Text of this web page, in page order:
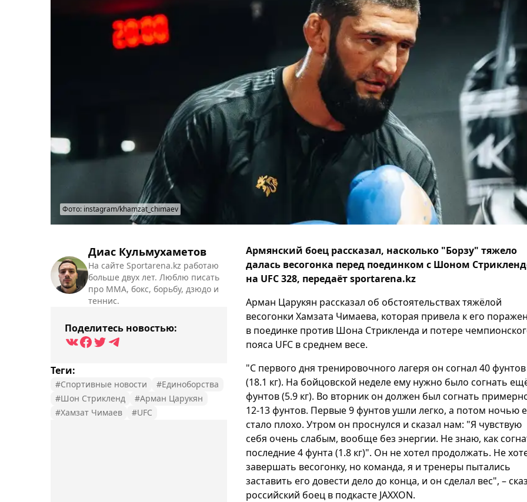
Фото: instagram/khamzat_chimaev
Диас Кульмухаметов
На сайте Sportarena.kz работаю
больше двух лет. Люблю писать
про ММА, бокс, борьбу, дзюдо и
теннис.
Поделитесь новостью:
Теги:
#Спортивные новости
#Единоборства
#Шон Стрикленд
#Арман Царукян
#Хамзат Чимаев
#UFC
Армянский боец рассказал, насколько "Борзу" тяжело
далась весогонка перед поединком с Шоном
на UFC 328, передаёт sportarena.kz
Арман Царукян рассказал об обстоятельствах тяжёлой
весогонки Хамзата Чимаева, которая привела к его
в поединке против Шона Стрикленда и потере
пояса UFC в среднем весе.
"С первого дня тренировочного лагеря он согнал 40 фунтов
(18.1 кг). На бойцовской неделе ему нужно было согнать
фунтов (5.9 кг). Во вторник он должен был согнать
12-13 фунтов. Первые 9 фунтов ушли легко, а потом ночью
стало плохо. Утром он проснулся и сказал нам: "Я чувствую
себя очень слабым, вообще без энергии. Не знаю, как
последние 4 фунта (1.8 кг)". Он не хотел продолжать. Не
завершать весогонку, но команда, я и тренеры пытались
заставить его довести дело до конца, и он сделал вес", –
российский боец в подкасте JAXXON.